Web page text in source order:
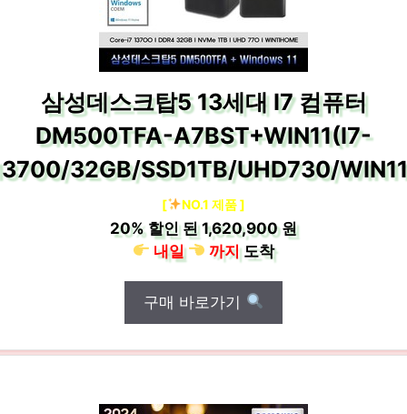
삼성데스크탑5 13세대 I7 컴퓨터
DM500TFA-A7BST+WIN11(I7-
32GB/SSD1TB/UHD730/
[ NO.1 제품 ]
20% 할인 된1,620,900 원
내일
까지도착
구매 바로가기